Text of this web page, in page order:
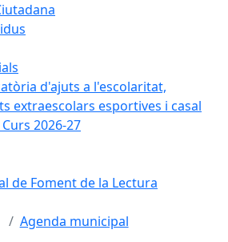
d'ajuts a l'escolaritat,
extraescolars esportives i casal
2026-27
de Foment de la Lectura
Agenda municipal